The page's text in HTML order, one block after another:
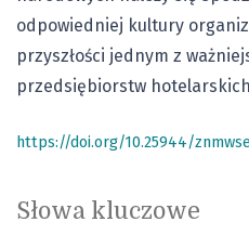
Słowa kluczowe
odpowiedniej kultury
przyszłości jednym z
przedsiębiorstw
https://doi.org/10.25944/